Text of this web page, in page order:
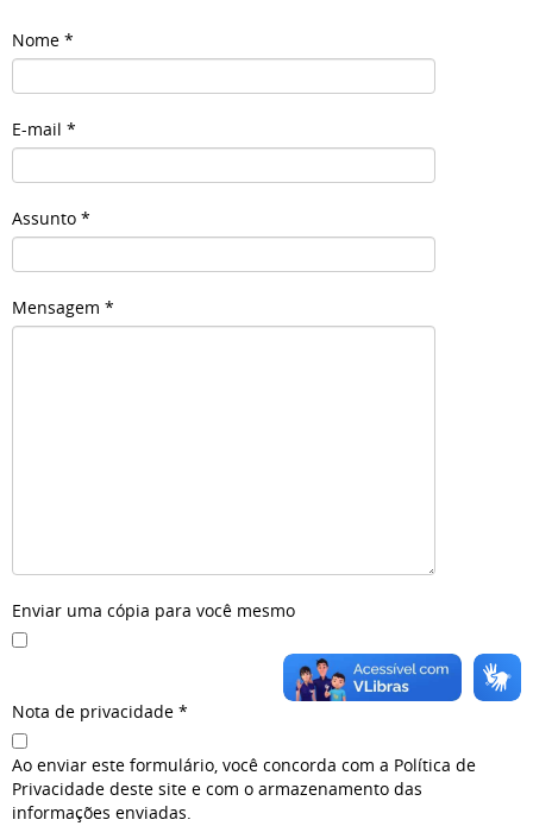
Nome *
E-mail *
Assunto *
Mensagem *
Enviar uma cópia para você mesmo
Nota de privacidade *
Ao enviar este formulário, você concorda com a Política de
Privacidade deste site e com o armazenamento das
informações enviadas.